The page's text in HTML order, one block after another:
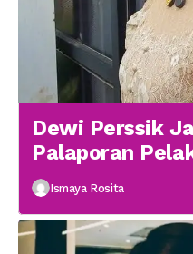
Dewi Perssik
Palaporan
Medsos
Ismaya Rosita